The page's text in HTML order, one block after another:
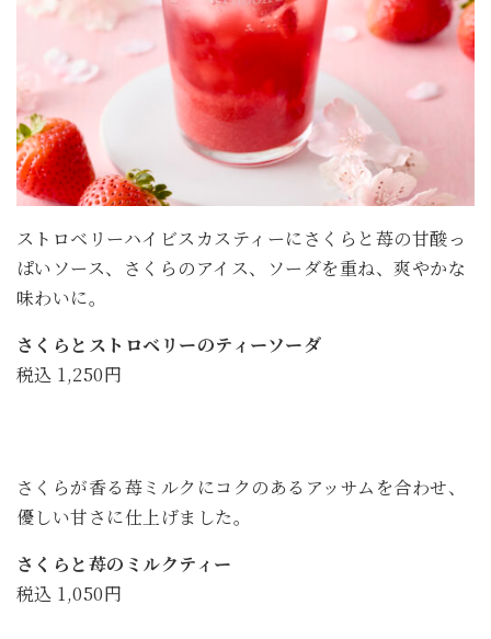
ストロベリーハイビスカスティーにさくらと苺の甘酸っ
ぱいソース、さくらのアイス、ソーダを重ね、爽やかな
味わいに。
さくらとストロベリーのティーソーダ
税込 1,250円
さくらが香る苺ミルクにコクのあるアッサムを合わせ、
優しい甘さに仕上げました。
さくらと苺のミルクティー
税込 1,050円